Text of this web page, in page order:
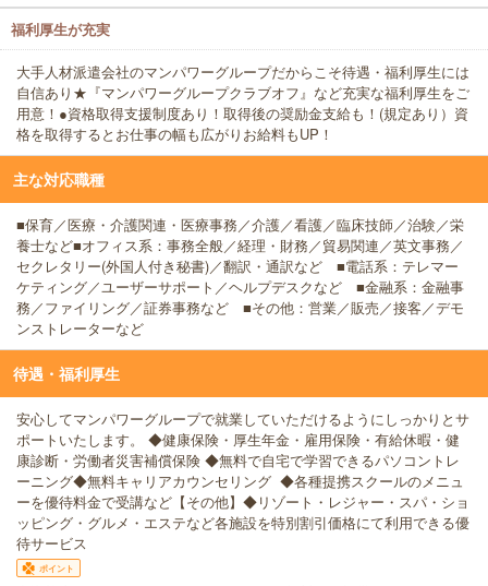
福利厚生が充実
大手人材派遣会社のマンパワーグループだからこそ待遇・福利厚生には
自信あり★『マンパワーグループクラブオフ』など充実な福利厚生をご
用意！●資格取得支援制度あり！取得後の奨励金支給も！(規定あり）資
格を取得するとお仕事の幅も広がりお給料もUP！
主な対応職種
■保育／医療・介護関連・医療事務／介護／看護／臨床技師／治験／栄
養士など■オフィス系：事務全般／経理・財務／貿易関連／英文事務／
セクレタリー(外国人付き秘書)／翻訳・通訳など ■電話系：テレマー
ケティング／ユーザーサポート／ヘルプデスクなど ■金融系：金融事
務／ファイリング／証券事務など ■その他：営業／販売／接客／デモ
ンストレーターなど
待遇・福利厚生
安心してマンパワーグループで就業していただけるようにしっかりとサ
ポートいたします。 ◆健康保険・厚生年金・雇用保険・有給休暇・健
康診断・労働者災害補償保険 ◆無料で自宅で学習できるパソコントレ
ーニング◆無料キャリアカウンセリング ◆各種提携スクールのメニュ
ーを優待料金で受講など【その他】◆リゾート・レジャー・スパ・ショ
ッピング・グルメ・エステなど各施設を特別割引価格にて利用できる優
待サービス
ポイント